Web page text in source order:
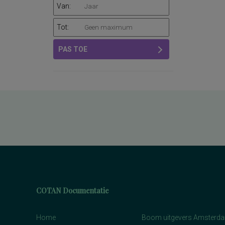
Van:
Tot:
PAS TOE
COTAN Documentatie
Home Boom uitgevers